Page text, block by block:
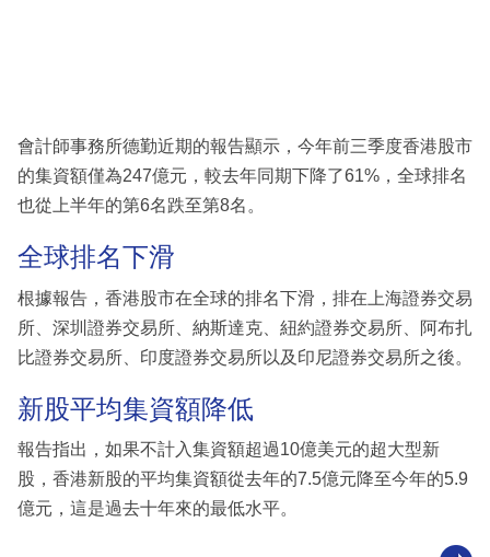
區
會計師事務所德勤近期的報告顯示，今年前三季度香港股市
的集資額僅為247億元，較去年同期下降了61%，全球排名
也從上半年的第6名跌至第8名。
全球排名下滑
根據報告，香港股市在全球的排名下滑，排在上海證券交易
所、深圳證券交易所、納斯達克、紐約證券交易所、阿布扎
比證券交易所、印度證券交易所以及印尼證券交易所之後。
新股平均集資額降低
報告指出，如果不計入集資額超過10億美元的超大型新
股，香港新股的平均集資額從去年的7.5億元降至今年的5.9
億元，這是過去十年來的最低水平。